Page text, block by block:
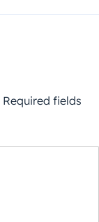
Required fields